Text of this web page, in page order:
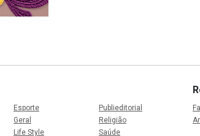
Esporte
Geral
Life Style
Publieditorial
Religião
Saúde